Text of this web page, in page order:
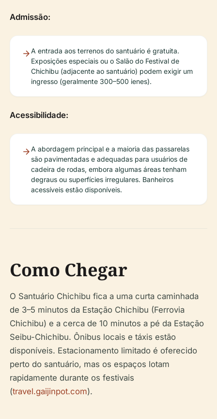
Admissão:
A entrada aos terrenos do santuário é gratuita.
Exposições especiais ou o Salão do Festival de
Chichibu (adjacente ao santuário) podem exigir um
ingresso (geralmente 300–500 ienes).
Acessibilidade:
A abordagem principal e a maioria das passarelas
são pavimentadas e adequadas para usuários de
cadeira de rodas, embora algumas áreas tenham
degraus ou superfícies irregulares. Banheiros
acessíveis estão disponíveis.
Como Chegar
O Santuário Chichibu fica a uma curta caminhada
de 3–5 minutos da Estação Chichibu (Ferrovia
Chichibu) e a cerca de 10 minutos a pé da Estação
Seibu-Chichibu. Ônibus locais e táxis estão
disponíveis. Estacionamento limitado é oferecido
perto do santuário, mas os espaços lotam
rapidamente durante os festivais
(travel.gaijinpot.com).